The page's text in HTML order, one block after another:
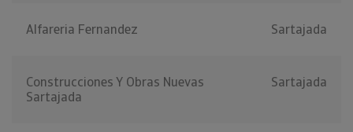
Alfareria Fernandez Sartajada
Construcciones Y Obras Nuevas
Sartajada
Sartajada